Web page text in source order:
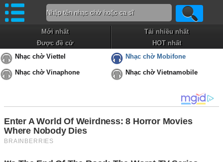
Mới nhất
Tải nhiều nhất
Được đề cử
HOT nhất
Nhạc chờ Viettel
Nhạc chờ Mobifone
Nhạc chờ Vinaphone Nhạc chờ Vietnamobile